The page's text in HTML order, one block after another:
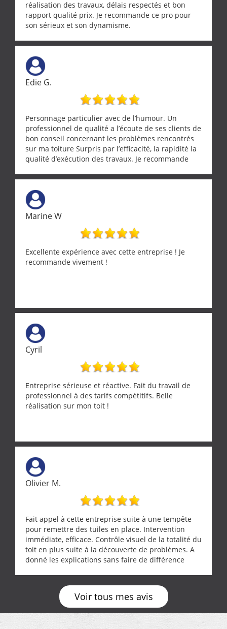
réalisation des travaux, délais respectés et bon
rapport qualité prix. Je recommande ce pro pour
son sérieux et son dynamisme.
Edie G.
Personnage particulier avec de l’humour. Un
professionnel de qualité a l’écoute de ses clients de
bon conseil concernant les problèmes rencontrés
sur ma toiture Surpris par l’efficacité, la rapidité la
qualité d’exécution des travaux. Je recommande
Marine W
Excellente expérience avec cette entreprise ! Je
recommande vivement !
Cyril
Entreprise sérieuse et réactive. Fait du travail de
professionnel à des tarifs compétitifs. Belle
réalisation sur mon toit !
Olivier M.
Fait appel à cette entreprise suite à une tempête
pour remettre des tuiles en place. Intervention
immédiate, efficace. Contrôle visuel de la totalité du
toit en plus suite à la découverte de problèmes. A
donné les explications sans faire de différence
Voir tous mes avis